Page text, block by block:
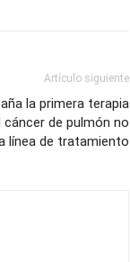
Artículo siguiente
la primera terapia
de pulmón no
línea de tratamiento